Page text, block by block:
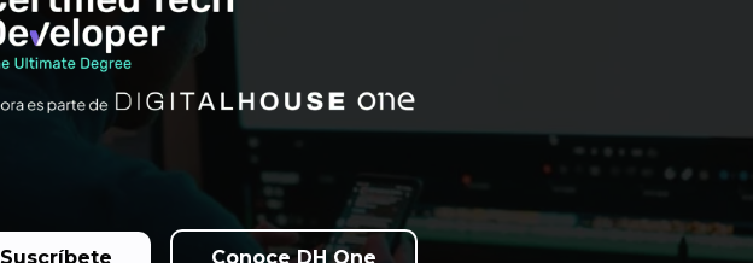
Suscríbete Conoce DH One